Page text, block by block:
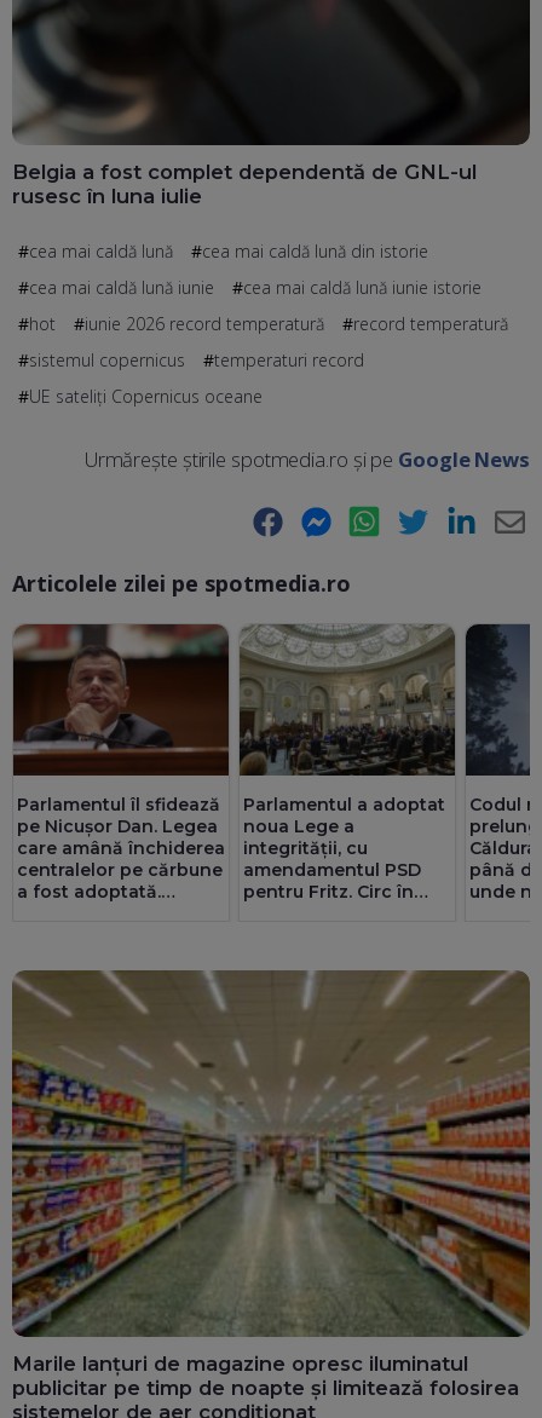
Belgia a fost complet dependentă de GNL-ul
rusesc în luna iulie
cea mai caldă lună
cea mai caldă lună din istorie
cea mai caldă lună iunie
cea mai caldă lună iunie istorie
hot
iunie 2026 record temperatură
record temperatură
sistemul copernicus
temperaturi record
UE sateliți Copernicus oceane
Urmărește știrile spotmedia.ro și pe Google News
Facebook Messenger WhatsApp Twitter LinkedIn
Articolele zilei pe spotmedia.ro
Parlamentul îl sfidează
pe Nicușor Dan. Legea
care amână închiderea
centralelor pe cărbune
a fost adoptată.
Parlamentul a adoptat
noua Lege a
integrității, cu
amendamentul PSD
pentru Fritz. Circ în
Codul
până
unde
Marile lanțuri de magazine opresc iluminatul
publicitar pe timp de noapte și limitează folosirea
sistemelor de aer condiționat